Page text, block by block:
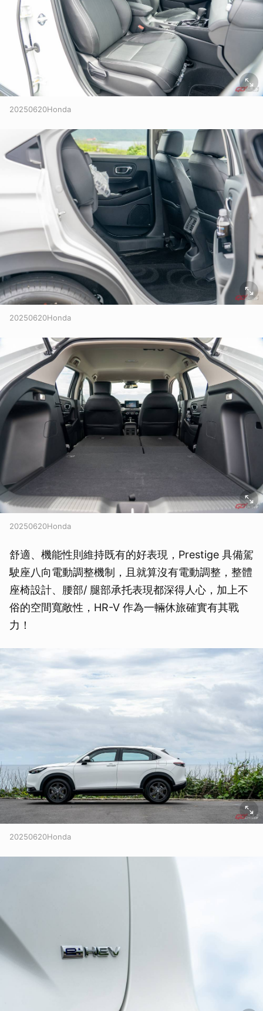
20250620Honda
20250620Honda
20250620Honda
舒適、機能性則維持既有的好表現，Prestige 具備駕
駛座八向電動調整機制，且就算沒有電動調整，整體
座椅設計、腰部/ 腿部承托表現都深得人心，加上不
俗的空間寬敞性，HR-V 作為一輛休旅確實有其戰
力！
20250620Honda
取消